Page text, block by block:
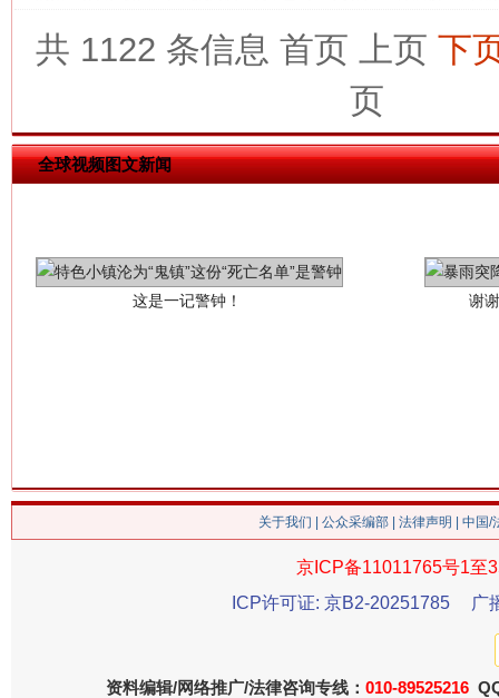
共 1122 条信息 首页 上页 下
页
全球视频图文新闻
今
关于我们 公众采编部 法律声明 | 中国
京ICP备11011765号1至
ICP许可证: 京B2-20251785
广
资料编辑/网络推广/法律咨询专线： 010-89525216